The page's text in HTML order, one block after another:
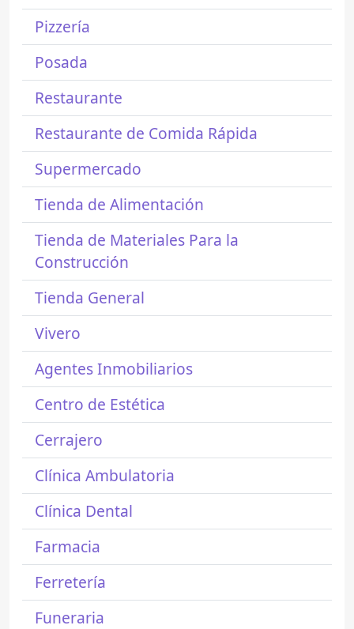
Pizzería
Posada
Restaurante
Restaurante de Comida Rápida
Supermercado
Tienda de Alimentación
Tienda de Materiales Para la
Construcción
Tienda General
Vivero
Agentes Inmobiliarios
Centro de Estética
Cerrajero
Clínica Ambulatoria
Clínica Dental
Farmacia
Ferretería
Funeraria